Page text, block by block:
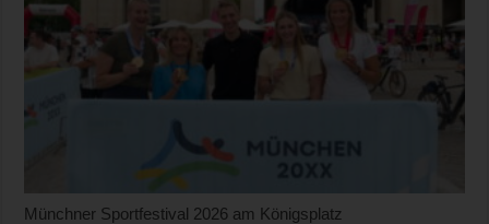
Münchner Sportfestival 2026 am Königsplatz